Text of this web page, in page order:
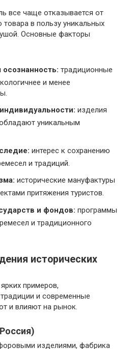
все чаще отказывается от
в пользу уникальных
Основные факторы
осознанность: традиционные
и менее
изделия
уникальным
интерес к сохранению
и традиций.
исторические мануфактуры
притяжения туристов.
и фондов: программы
и традиционного
исторических
примеров,
и современные
и влияют на рынок.
изделиями, фабрика